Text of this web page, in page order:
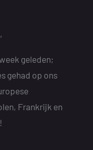
geleden;
gehad op ons
Frankrijk en